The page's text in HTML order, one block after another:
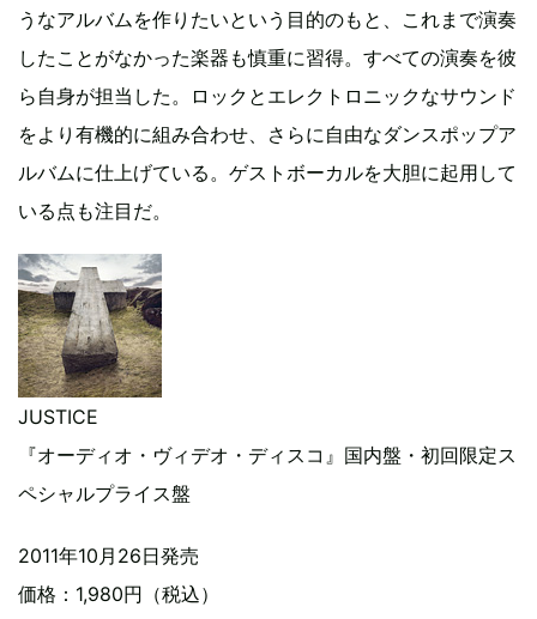
うなアルバムを作りたいという目的のもと、これまで演奏
したことがなかった楽器も慎重に習得。すべての演奏を彼
ら自身が担当した。ロックとエレクトロニックなサウンド
をより有機的に組み合わせ、さらに自由なダンスポップア
ルバムに仕上げている。ゲストボーカルを大胆に起用して
いる点も注目だ。
JUSTICE
『オーディオ・ヴィデオ・ディスコ』国内盤・初回限定ス
ペシャルプライス盤
2011年10月26日発売
価格：1,980円（税込）